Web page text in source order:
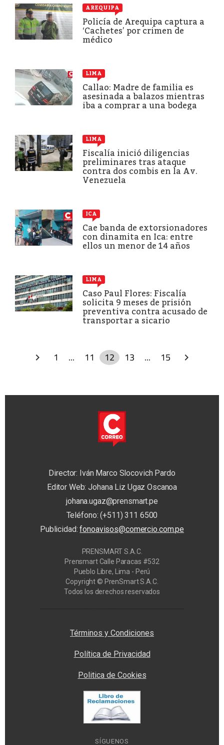
AREQUIPA
Policía de Arequipa captura a
‘Cachetes’ por crimen de
médico
LIMA
Callao: Madre de familia es
asesinada a balazos mientras
iba a comprar a una bodega
LIMA
Fiscalía inició diligencias
preliminares tras ataque
contra dos combis en la Av.
Venezuela
ICA
Cae banda de extorsionadores
con dinamita en Ica: entre
ellos un menor de 14 años
LIMA
Caso Paul Flores: Fiscalía
solicita 9 meses de prisión
preventiva contra acusado de
transportar a sicario
1 ... 11 12 13 ... 15
Director: Iván Marco Slocovich Pardo
Editor Web: Johana Liz Ugaz Oscanoa
johana.ugaz@prensmart.pe
Teléfono: (+511) 311 6500
Publicidad:fonoavisos@comercio.com.pe
PRENSMART S.A.C.
Prensmart Calle Paracas #532
Pueblo Libre, Lima - Perú
Copyright © PrenSmart S.A.C.
Todos los derechos reservados
Términos y Condiciones
Política de Privacidad
Politica de Cookies
SÍGUENOS